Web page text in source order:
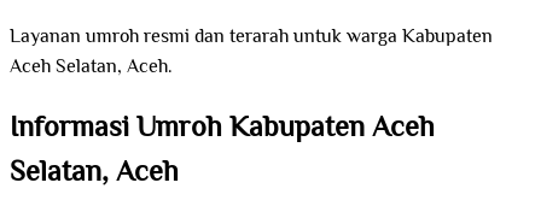
Layanan umroh resmi dan terarah untuk warga Kabupaten
Aceh Selatan, Aceh.
Informasi Umroh Kabupaten Aceh
Selatan, Aceh